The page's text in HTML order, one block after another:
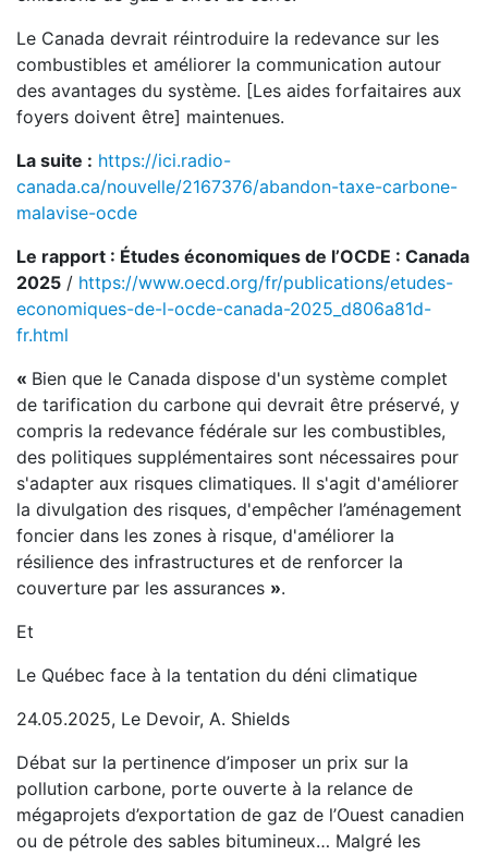
Le Canada devrait réintroduire la redevance sur les
combustibles et améliorer la communication autour
des avantages du système. [Les aides forfaitaires aux
foyers doivent être] maintenues.
La suite : https://ici.radio-
canada.ca/nouvelle/2167376/abandon-taxe-carbone-
malavise-ocde
Le rapport : Études économiques de l’OCDE : Canada
2025 / https://www.oecd.org/fr/publications/etudes-
economiques-de-l-ocde-canada-2025_d806a81d-
fr.html
« Bien que le Canada dispose d'un système complet
de tarification du carbone qui devrait être préservé, y
compris la redevance fédérale sur les combustibles,
des politiques supplémentaires sont nécessaires pour
s'adapter aux risques climatiques. Il s'agit d'améliorer
la divulgation des risques, d'empêcher l’aménagement
foncier dans les zones à risque, d'améliorer la
résilience des infrastructures et de renforcer la
couverture par les assurances ».
Et
Le Québec face à la tentation du déni climatique
24.05.2025, Le Devoir, A. Shields
Débat sur la pertinence d’imposer un prix sur la
pollution carbone, porte ouverte à la relance de
mégaprojets d’exportation de gaz de l’Ouest canadien
ou de pétrole des sables bitumineux… Malgré les